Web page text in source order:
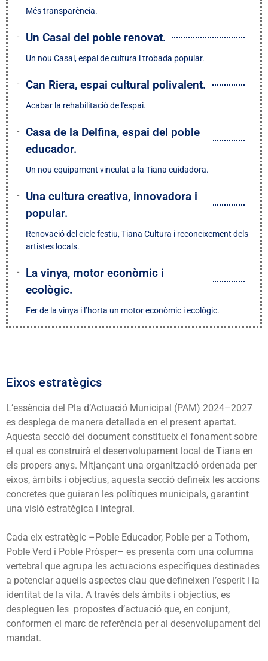
Més transparència.
Un Casal del poble renovat.
Un nou Casal, espai de cultura i trobada popular.
Can Riera, espai cultural polivalent.
Acabar la rehabilitació de l'espai.
Casa de la Delfina, espai del poble
educador.
Un nou equipament vinculat a la Tiana cuidadora.
Una cultura creativa, innovadora i
popular.
Renovació del cicle festiu, Tiana Cultura i reconeixement dels
artistes locals.
La vinya, motor econòmic i
ecològic.
Fer de la vinya i l’horta un motor econòmic i ecològic.
Eixos estratègics
L’essència del Pla d’Actuació Municipal (PAM) 2024–2027
es desplega de manera detallada en el present apartat.
Aquesta secció del document constitueix el fonament sobre
el qual es construirà el desenvolupament local de Tiana en
els propers anys. Mitjançant una organització ordenada per
eixos, àmbits i objectius, aquesta secció defineix les accions
concretes que guiaran les polítiques municipals, garantint
una visió estratègica i integral.
Cada eix estratègic –Poble Educador, Poble per a Tothom,
Poble Verd i Poble Pròsper– es presenta com una columna
vertebral que agrupa les actuacions específiques destinades
a potenciar aquells aspectes clau que defineixen l’esperit i la
identitat de la vila. A través dels àmbits i objectius, es
despleguen les propostes d’actuació que, en conjunt,
conformen el marc de referència per al desenvolupament del
mandat.